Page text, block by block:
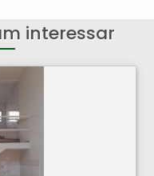
interessar